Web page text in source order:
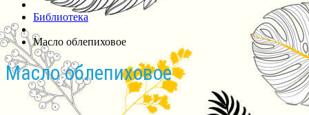
Библиотека
Масло облепиховое
Масло облепиховое